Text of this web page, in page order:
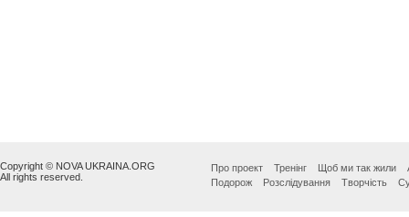
Copyright © NOVA UKRAINA.ORG
All rights reserved.
Про проект Тренінг Щоб ми так жили
Подорож
Розслідування Творчість